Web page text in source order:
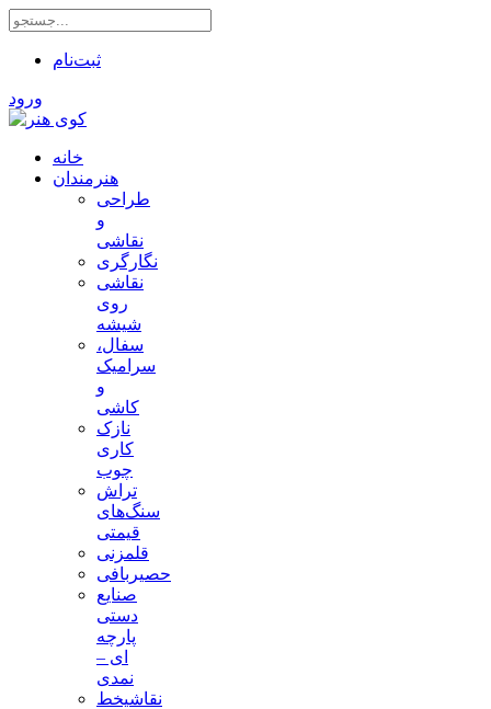
ثبت‌نام
ورود
خانه
هنرمندان
طراحی
و
نقاشی
نگارگری
نقاشی
روی
شیشه
سفال،
سرامیک
و
کاشی
نازک
کاری
چوب
تراش
سنگ‌های
قیمتی
قلمزنی
حصیربافی
صنایع
دستی
پارچه
ای –
نمدی
نقاشیخط